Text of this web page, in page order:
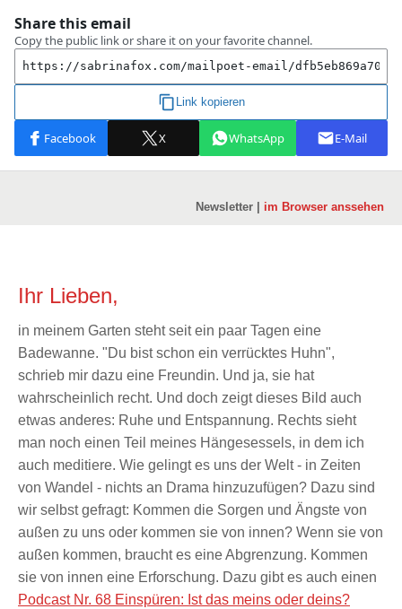
Newsletter | im Browser anssehen
Ihr Lieben,
in meinem Garten steht seit ein paar Tagen eine
Badewanne. "Du bist schon ein verrücktes Huhn",
schrieb mir dazu eine Freundin. Und ja, sie hat
wahrscheinlich recht. Und doch zeigt dieses Bild auch
etwas anderes: Ruhe und Entspannung. Rechts sieht
man noch einen Teil meines Hängesessels, in dem ich
auch meditiere. Wie gelingt es uns der Welt - in Zeiten
von Wandel - nichts an Drama hinzuzufügen? Dazu sind
wir selbst gefragt: Kommen die Sorgen und Ängste von
außen zu uns oder kommen sie von innen? Wenn sie von
außen kommen, braucht es eine Abgrenzung. Kommen
sie von innen eine Erforschung. Dazu gibt es auch einen
Podcast Nr. 68 Einspüren: Ist das meins oder deins?